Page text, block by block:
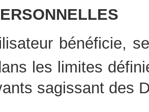
bénéficie,
les limites
sagissant des